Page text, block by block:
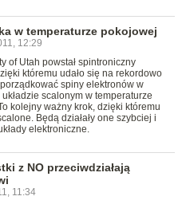
w temperaturze pokojowej
12:29
of Utah powstał spintroniczny
któremu udało się na rekordowo
spiny elektronów w
układzie scalonym w temperaturze
kolejny ważny krok, dzięki któremu
Będą działały one szybciej i
elektroniczne.
z NO przeciwdziałają
11:34